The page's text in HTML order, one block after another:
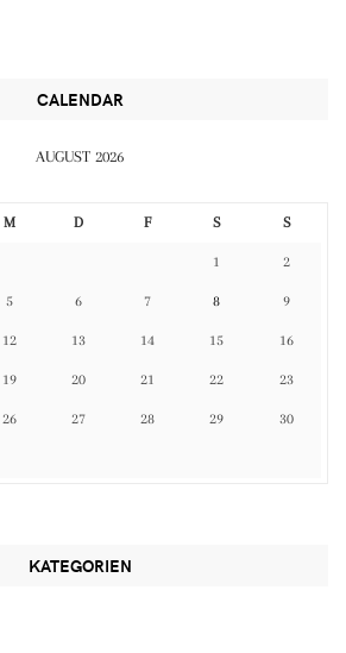
CALENDAR
AUGUST 2026
M D F S S
1 2
5 6 7 8 9
12 13 14 15 16
19 20 21 22 23
26 27 28 29 30
KATEGORIEN